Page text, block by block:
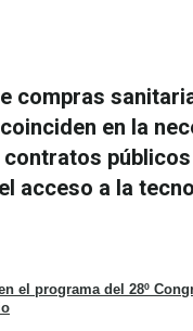
compras
en la
acceso a la
el programa del 28º